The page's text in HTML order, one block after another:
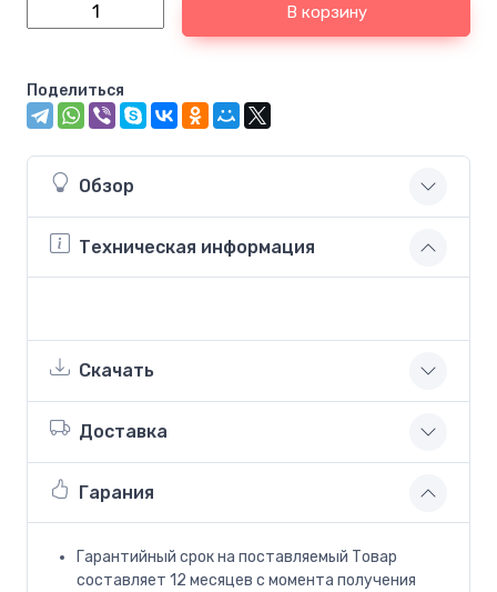
В корзину
Поделиться
Обзор
Техническая информация
Скачать
Доставка
Гарания
Гарантийный срок на поставляемый Товар
составляет 12 месяцев с момента получения